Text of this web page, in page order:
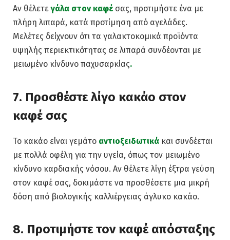
Αν θέλετεγάλα στον καφέ σας, προτιμήστε ένα με
πλήρη λιπαρά, κατά προτίμηση από αγελάδες.
Μελέτες δείχνουν ότι τα γαλακτοκομικά προϊόντα
υψηλής περιεκτικότητας σε λιπαρά συνδέονται με
μειωμένο κίνδυνο παχυσαρκίας.
7. Προσθέστε λίγο κακάο στον
καφέ σας
Το κακάο είναι γεμάτο αντιοξειδωτικά και συνδέεται
με πολλά οφέλη για την υγεία, όπως τον μειωμένο
κίνδυνο καρδιακής νόσου. Αν θέλετε λίγη έξτρα γεύση
στον καφέ σας, δοκιμάστε να προσθέσετε μια μικρή
δόση από βιολογικής καλλιέργειας άγλυκο κακάο.
8. Προτιμήστε τον καφέ απόσταξης